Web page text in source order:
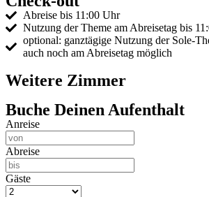
Abreise bis 11:00 Uhr
Nutzung der Theme am Abreisetag bis
optional: ganztägige Nutzung der Sole-
auch noch am Abreisetag möglich
Weitere Zimmer
Buche Deinen Aufenthalt
Anreise
Abreise
Gäste